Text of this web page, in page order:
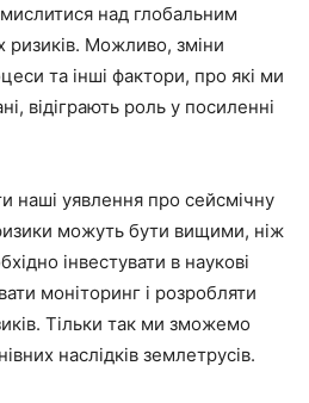
над глобальним
ризиків. Можливо, зміни
та інші фактори, про які ми
відіграють роль у посиленні
наші уявлення про сейсмічну
можуть бути вищими, ніж
інвестувати в наукові
моніторинг і розробляти
Тільки так ми зможемо
наслідків землетрусів.